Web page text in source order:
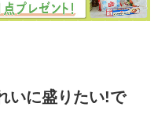
いに盛りたい!で